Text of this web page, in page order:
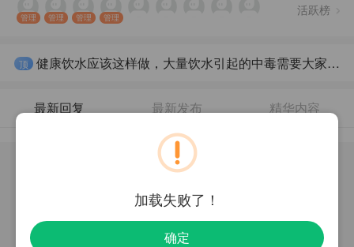
活跃榜
管理 管理 管理 管理
顶 健康饮水应该这样做，大量饮水引起的中毒需要大家重视，注意不要短时间内大量饮水。
最新回复 最新发布 精华内容
加载失败了！
确定